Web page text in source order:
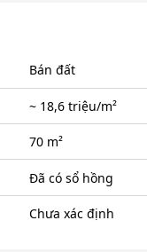
Bán đất
~ 18,6 triệu/m²
70 m²
Đã có sổ hồng
Chưa xác định